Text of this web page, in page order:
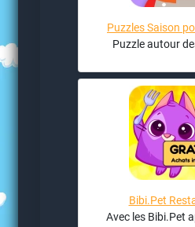
Puzzles Saison
Puzzle autour
Bibi.Pet
Avec les Bibi.Pet